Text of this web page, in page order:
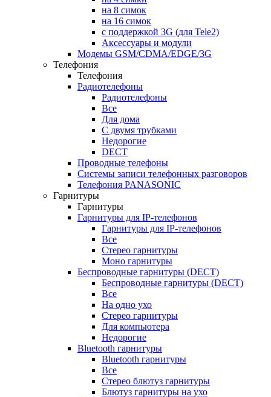
на 8 симок
на 16 симок
с поддержкой 3G (для Tele2)
Аксессуары и модули
Модемы GSM/CDMA/EDGE/3G
Телефония
Телефония
Радиотелефоны
Радиотелефоны
Все
Для дома
С двумя трубками
Недорогие
DECT
Проводные телефоны
Системы записи телефонных разговоров
Телефония PANASONIC
Гарнитуры
Гарнитуры
Гарнитуры для IP-телефонов
Гарнитуры для IP-телефонов
Все
Стерео гарнитуры
Моно гарнитуры
Беспроводные гарнитуры (DECT)
Беспроводные гарнитуры (DECT)
Все
На одно ухо
Стерео гарнитуры
Для компьютера
Недорогие
Bluetooth гарнитуры
Bluetooth гарнитуры
Все
Стерео блютуз гарнитуры
Блютуз гарнитуры на ухо